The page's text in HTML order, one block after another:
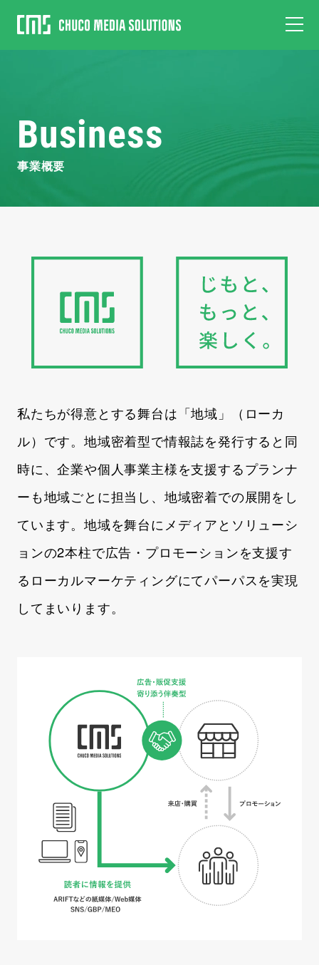
Business
事業概要
私たちが得意とする舞台は「地域」（ローカ
ル）です。地域密着型で情報誌を発行すると同
時に、企業や個人事業主様を支援するプランナ
ーも地域ごとに担当し、地域密着での展開をし
ています。地域を舞台にメディアとソリューシ
ョンの2本柱で広告・プロモーションを支援す
るローカルマーケティングにてパーパスを実現
してまいります。